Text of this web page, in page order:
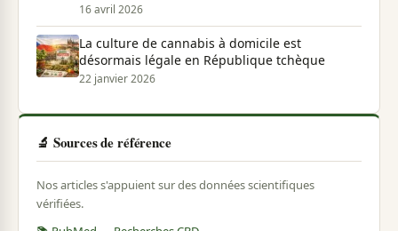
16 avril 2026
La culture de cannabis à domicile est
désormais légale en République tchèque
22 janvier 2026
🔬 Sources de référence
Nos articles s'appuient sur des données scientifiques
vérifiées.